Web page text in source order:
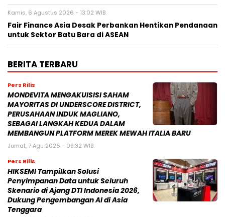
Kamis, 6 Agustus 2026 - 13:02 WIB
Fair Finance Asia Desak Perbankan Hentikan Pendanaan
untuk Sektor Batu Bara di ASEAN
BERITA TERBARU
Pers Rilis
MONDEVITA MENGAKUISISI SAHAM
MAYORITAS DI UNDERSCORE DISTRICT,
PERUSAHAAN INDUK MAGLIANO,
SEBAGAI LANGKAH KEDUA DALAM
MEMBANGUN PLATFORM MEREK MEWAH ITALIA BARU
Jumat, 7 Agu 2026 - 09:32 WIB
Pers Rilis
HIKSEMI Tampilkan Solusi
Penyimpanan Data untuk Seluruh
Skenario di Ajang DTI Indonesia 2026,
Dukung Pengembangan AI di Asia
Tenggara